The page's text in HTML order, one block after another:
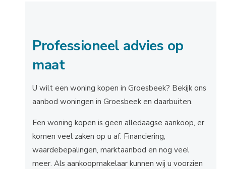
Professioneel advies op
maat
U wilt een woning kopen in Groesbeek? Bekijk ons
aanbod woningen in Groesbeek en daarbuiten.
Een woning kopen is geen alledaagse aankoop, er
komen veel zaken op u af. Financiering,
waardebepalingen, marktaanbod en nog veel
meer. Als aankoopmakelaar kunnen wij u voorzien